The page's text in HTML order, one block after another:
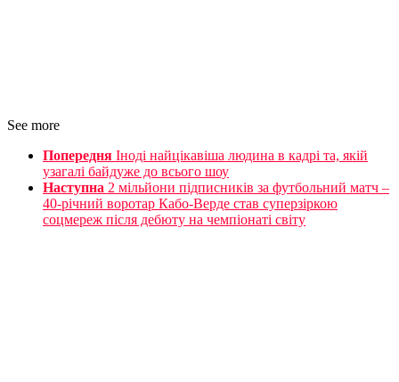
See more
Попередня Іноді найцікавіша людина в кадрі та, якій
узагалі байдуже до всього шоу
Наступна 2 мільйони підписників за футбольний матч –
40-річний воротар Кабо-Верде став суперзіркою
соцмереж після дебюту на чемпіонаті світу